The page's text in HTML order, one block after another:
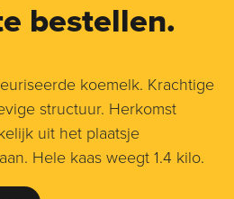
bestellen.
koemelk. Krachtige
structuur. Herkomst
uit het plaatsje
Hele kaas weegt 1.4 kilo.